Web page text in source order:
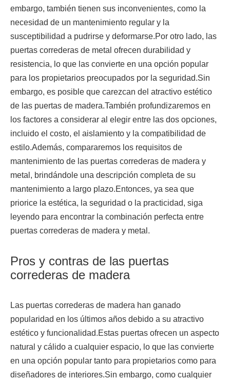
embargo, también tienen sus inconvenientes, como la
necesidad de un mantenimiento regular y la
susceptibilidad a pudrirse y deformarse.Por otro lado, las
puertas correderas de metal ofrecen durabilidad y
resistencia, lo que las convierte en una opción popular
para los propietarios preocupados por la seguridad.Sin
embargo, es posible que carezcan del atractivo estético
de las puertas de madera.También profundizaremos en
los factores a considerar al elegir entre las dos opciones,
incluido el costo, el aislamiento y la compatibilidad de
estilo.Además, compararemos los requisitos de
mantenimiento de las puertas correderas de madera y
metal, brindándole una descripción completa de su
mantenimiento a largo plazo.Entonces, ya sea que
priorice la estética, la seguridad o la practicidad, siga
leyendo para encontrar la combinación perfecta entre
puertas correderas de madera y metal.
Pros y contras de las puertas
correderas de madera
Las puertas correderas de madera han ganado
popularidad en los últimos años debido a su atractivo
estético y funcionalidad.Estas puertas ofrecen un aspecto
natural y cálido a cualquier espacio, lo que las convierte
en una opción popular tanto para propietarios como para
diseñadores de interiores.Sin embargo, como cualquier